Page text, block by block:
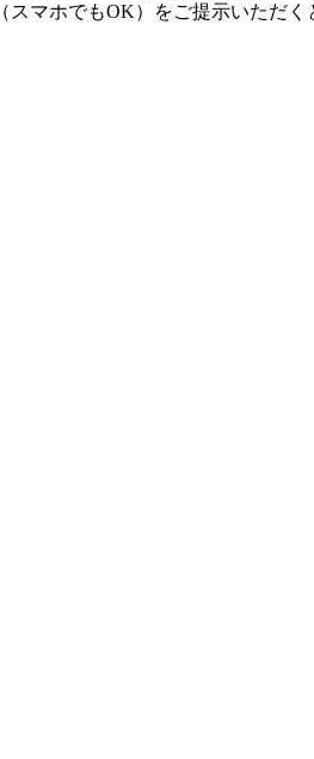
マホでもOK）をご提示いただ